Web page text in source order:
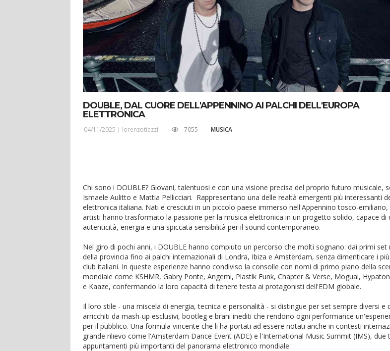
DOUBLE, DAL CUORE DELL'APPENNINO AI PALCHI DELL'EUROPA
ELETTRONICA
04/11/2025 | lorenzotiezzi 7055 MUSICA
Chi sono i DOUBLE? Giovani, talentuosi e con una visione precisa del proprio futuro musicale,
Ismaele Aulitto e Mattia Pellicciari. Rappresentano una delle realtà emergenti più interessanti
elettronica italiana. Nati e cresciuti in un piccolo paese immerso nell'Appennino tosco-emiliano,
artisti hanno trasformato la passione per la musica elettronica in un progetto solido, capace di
autenticità, energia e una spiccata sensibilità per il sound contemporaneo.
Nel giro di pochi anni, i DOUBLE hanno compiuto un percorso che molti sognano: dai primi set
della provincia fino ai palchi internazionali di Londra, Ibiza e Amsterdam, senza dimenticare i
club italiani. In queste esperienze hanno condiviso la consolle con nomi di primo piano della
mondiale come KSHMR, Gabry Ponte, Angemi, Plastik Funk, Chapter & Verse, Moguai,
e Kaaze, confermando la loro capacità di tenere testa ai protagonisti dell'EDM globale.
Il loro stile - una miscela di energia, tecnica e personalità - si distingue per set sempre diversi e
arricchiti da mash-up esclusivi, bootleg e brani inediti che rendono ogni performance
per il pubblico. Una formula vincente che li ha portati ad essere notati anche in contesti
grande rilievo come l'Amsterdam Dance Event (ADE) e l'International Music Summit (IMS), due
appuntamenti più importanti del panorama elettronico mondiale.